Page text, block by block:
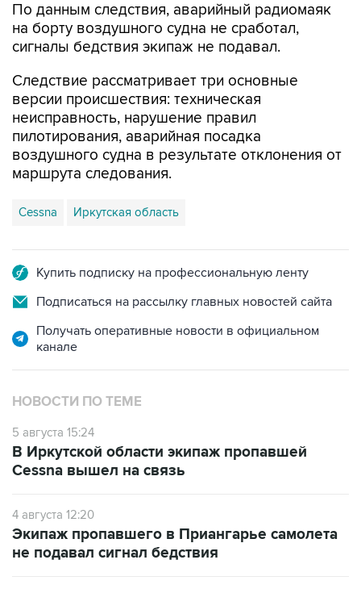
По данным следствия, аварийный радиомаяк
на борту воздушного судна не сработал,
сигналы бедствия экипаж не подавал.
Следствие рассматривает три основные
версии происшествия: техническая
неисправность, нарушение правил
пилотирования, аварийная посадка
воздушного судна в результате отклонения от
маршрута следования.
Cessna Иркутская область
Купить подписку на профессиональную ленту
Подписаться на рассылку главных новостей сайта
Получать оперативные новости в официальном
канале
НОВОСТИ ПО ТЕМЕ
5 августа 15:24
В Иркутской области экипаж пропавшей
Cessna вышел на связь
4 августа 12:20
Экипаж пропавшего в Приангарье самолета
не подавал сигнал бедствия